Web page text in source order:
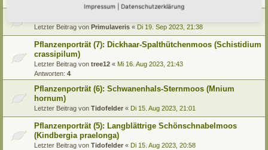
Letzter Beitrag von Primulaveris « Di 19. Sep 2023, 21:38
Pflanzenporträt (7): Dickhaar-Spalthütchenmoos (Schistidium
crassipilum)
Letzter Beitrag von tree12 « Mi 16. Aug 2023, 21:43
Antworten: 4
Pflanzenporträt (6): Schwanenhals-Sternmoos (Mnium
hornum)
Letzter Beitrag von Tidofelder « Di 15. Aug 2023, 21:01
Pflanzenporträt (5): Langblättrige Schönschnabelmoos
(Kindbergia praelonga)
Letzter Beitrag von Tidofelder « Di 15. Aug 2023, 20:58
Impressum Datenschutzerklärung